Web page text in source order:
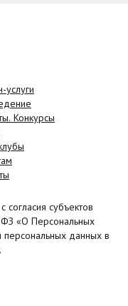
услуги
Конкурсы
субъектов
ФЗ «О Персональных
данных в